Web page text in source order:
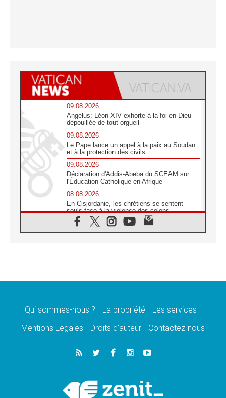
09.08.2026
Angélus: Léon XIV exhorte à la foi en Dieu
dépouillée de tout orgueil
09.08.2026
Le Pape lance un appel à la paix au Soudan
et à la protection des civils
09.08.2026
Déclaration d'Addis-Abeba du SCEAM sur
l'Éducation Catholique en Afrique
08.08.2026
En Cisjordanie, les chrétiens se sentent
seuls face à la violence des colons
08.08.2026
Léon XIV au sanctuaire de Notre Dame du
08.08.2026
08.08.2026
catholiques
Au Bangladesh, l'Église accompagne les
Dalits sur le chemin de la dignité
Philippines: le vicariat apostolique de
Calapan devient un diocèse
Qui sommes-nous ? La propriété
Les services
Mentions Legales
Droits d’auteur Contactez-nous